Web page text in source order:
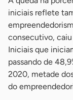
iniciais reflete
consecutivo,
Iniciais que
passando de
2020, metade
do